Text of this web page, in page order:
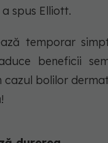
spus Elliott.
temporar
beneficii
cazul bolilor